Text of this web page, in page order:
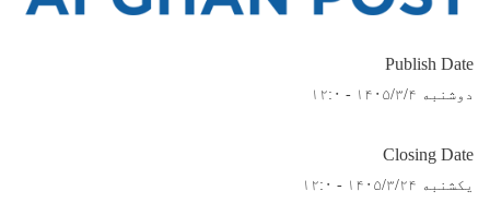
Publish Date
دوشنبه ۱۴۰۵/۳/۴ - ۱۲:۰
Closing Date
یکشنبه ۱۴۰۵/۳/۲۴ - ۱۲:۰